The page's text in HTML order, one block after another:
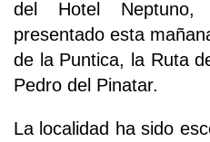
del Hotel
presentado esta
de la Puntica, la Ruta
Pedro del Pinatar.
La localidad ha sido